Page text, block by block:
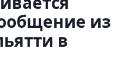
из
в